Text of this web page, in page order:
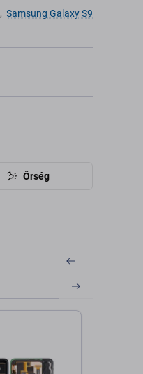
, Samsung Galaxy S9
Őrség